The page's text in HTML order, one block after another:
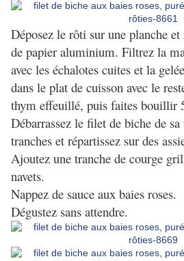
Déposez le rôti sur une planche
de papier aluminium. Filtrez la
avec les échalotes cuites et la
dans le plat de cuisson avec le
thym effeuillé, puis faites bouillir
Débarrassez le filet de biche de
tranches et répartissez sur des
Ajoutez une tranche de courge
navets.
Nappez de sauce aux baies roses.
Dégustez sans attendre.